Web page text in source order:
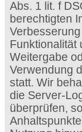
Abs. 1 lit. f
berechtigten
Funktionalität
Weitergabe
Verwendung
statt. Wir
die Server-
überprüfen,